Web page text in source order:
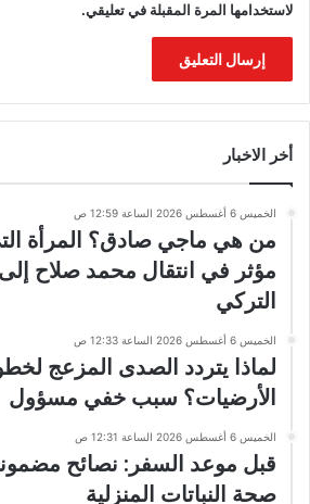
لاستخدامها المرة المقبلة في تعليقي.
أخر الاخبار
الخميس 6 أغسطس 2026 الساعة 12:59 ص
من هي ماجي صادق؟ المرأة
مؤثر في انتقال محمد صلاح
التركي
الخميس 6 أغسطس 2026 الساعة 12:33 ص
لماذا يتردد الصدى المزعج
الأرضيات؟ سبب خفي مسؤول
الخميس 6 أغسطس 2026 الساعة 12:31 ص
قبل موعد السفر: نصائح
صحة النباتات المنزلية